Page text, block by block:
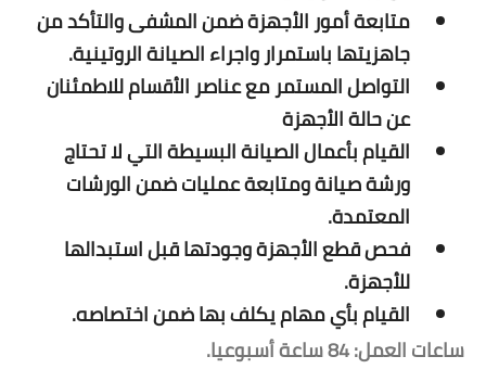
متابعة أمور الأجهزة ضمن المشفى والتأكد من
جاهزيتها باستمرار واجراء الصيانة الروتينية.
التواصل المستمر مع عناصر الأقسام للاطمئنان
عن حالة الأجهزة
القيام بأعمال الصيانة البسيطة التي لا تحتاج
ورشة صيانة ومتابعة عمليات ضمن الورشات
المعتمدة.
فحص قطع الأجهزة وجودتها قبل استبدالها
للأجهزة.
القيام بأي مهام يكلف بها ضمن اختصاصه.
ساعات العمل: 84 ساعة أسبوعيا.